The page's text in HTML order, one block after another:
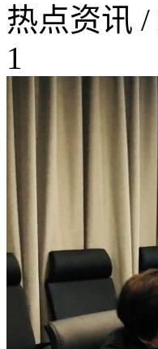
热点资讯 /
1